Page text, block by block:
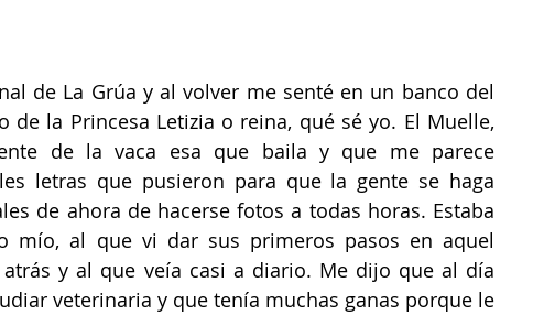
de La Grúa y al volver me senté en un banco del
de la Princesa Letizia o reina, qué sé yo. El Muelle,
de la vaca esa que baila y que me parece
letras que pusieron para que la gente se haga
de ahora de hacerse fotos a todas horas. Estaba
mío, al que vi dar sus primeros pasos en aquel
y al que veía casi a diario. Me dijo que al día
veterinaria y que tenía muchas ganas porque le